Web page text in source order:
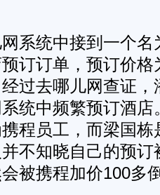
统中接到一个名
订订单，预订价格
过去哪儿网查证
统中频繁预订酒
程员工，而梁国
不知晓自己的预订
被携程加价100多